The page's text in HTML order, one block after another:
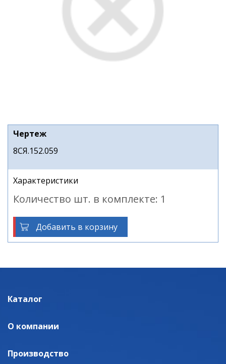
Чертеж
8СЯ.152.059
Характеристики
Количество шт. в комплекте: 1
Добавить в корзину
Каталог
О компании
Производство